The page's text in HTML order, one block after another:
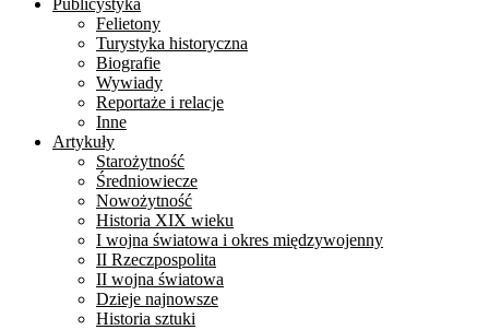
Publicystyka
Felietony
Turystyka historyczna
Biografie
Wywiady
Reportaże i relacje
Inne
Artykuły
Starożytność
Średniowiecze
Nowożytność
Historia XIX wieku
I wojna światowa i okres międzywojenny
II Rzeczpospolita
II wojna światowa
Dzieje najnowsze
Historia sztuki